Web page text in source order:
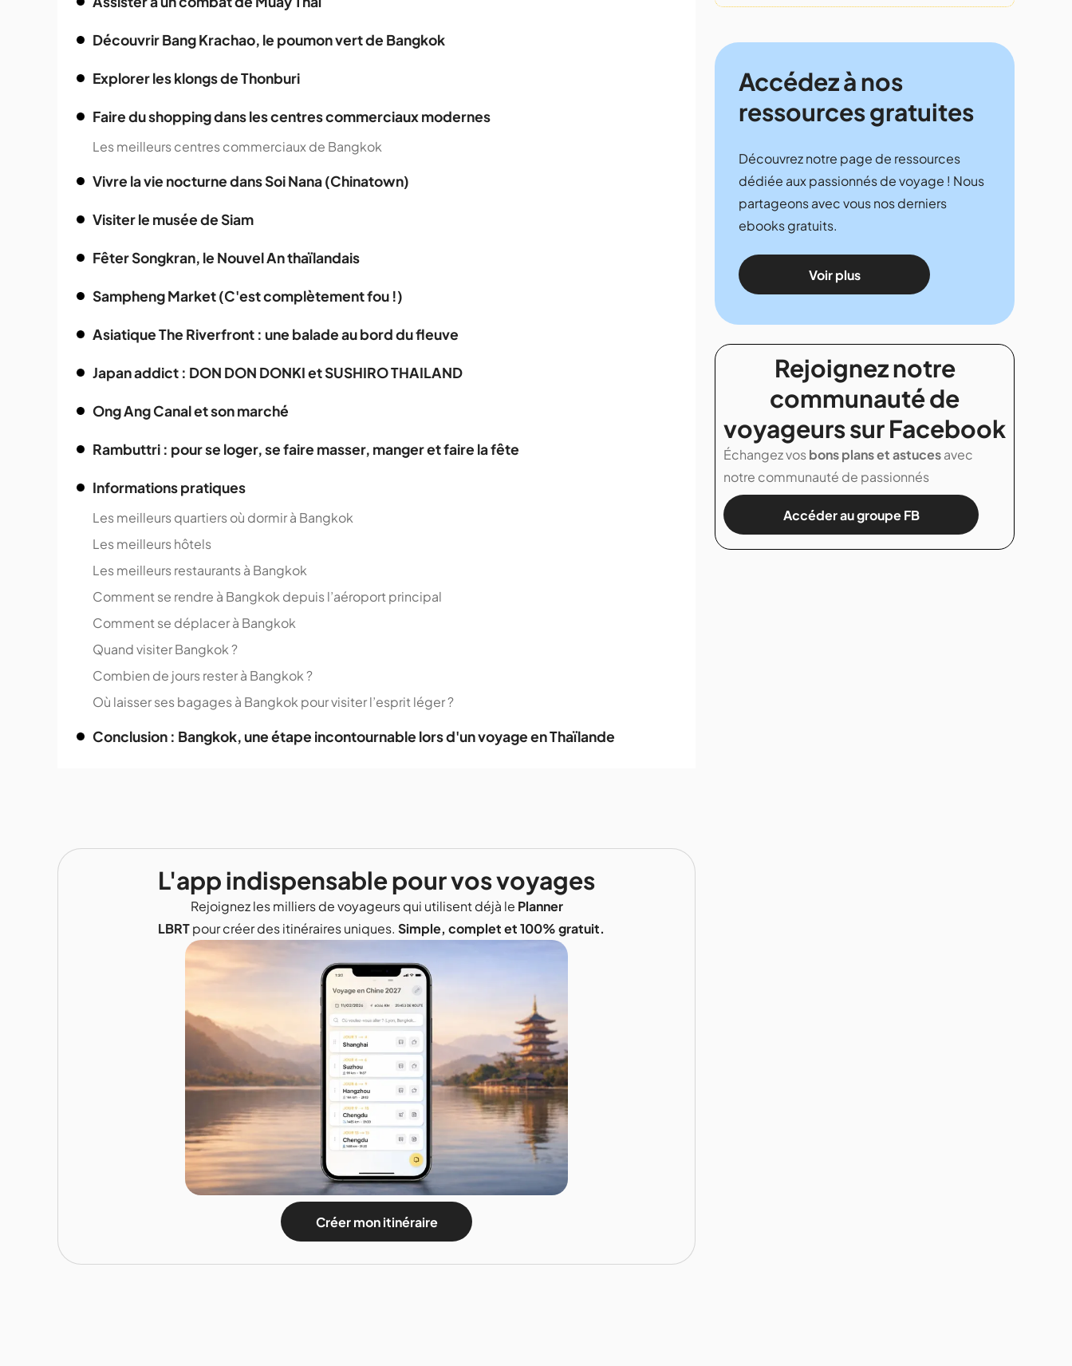
Découvrir Bang Krachao, le poumon vert de Bangkok
Explorer les klongs de Thonburi
Faire du shopping dans les centres commerciaux modernes
Les meilleurs centres commerciaux de Bangkok
Vivre la vie nocturne dans Soi Nana (Chinatown)
Visiter le musée de Siam
Fêter Songkran, le Nouvel An thaïlandais
Sampheng Market (C'est complètement fou !)
Asiatique The Riverfront : une balade au bord du fleuve
Japan addict : DON DON DONKI et SUSHIRO THAILAND
Ong Ang Canal et son marché
Rambuttri : pour se loger, se faire masser, manger et faire la fête
Informations pratiques
Les meilleurs quartiers où dormir à Bangkok
Les meilleurs hôtels
Les meilleurs restaurants à Bangkok
Comment se rendre à Bangkok depuis l’aéroport principal
Comment se déplacer à Bangkok
Quand visiter Bangkok ?
Combien de jours rester à Bangkok ?
Où laisser ses bagages à Bangkok pour visiter l’esprit léger ?
Conclusion : Bangkok, une étape incontournable lors d'un voyage en Thaïlande
L'app indispensable pour vos voyages
Rejoignez les milliers de voyageurs qui utilisent déjà le Planner
LBRTpour créer des itinéraires uniques. Simple, complet et 100% gratuit.
Créer mon itinéraire
Accédez à nos
ressources gratuites
Découvrez notre page de ressources
dédiée aux passionnés de voyage ! Nous
partageons avec vous nos derniers
ebooks gratuits.
Voir plus
Rejoignez notre
communauté de
voyageurs sur Facebook
Échangez vosbons plans et astucesavec
notre communauté de passionnés
Accéder au groupe FB